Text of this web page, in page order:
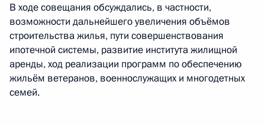
В ходе совещания обсуждались, в частности,
возможности дальнейшего увеличения объёмов
строительства жилья, пути совершенствования
ипотечной системы, развитие института жилищной
аренды, ход реализации программ по обеспечению
жильём ветеранов, военнослужащих и многодетных
семей.